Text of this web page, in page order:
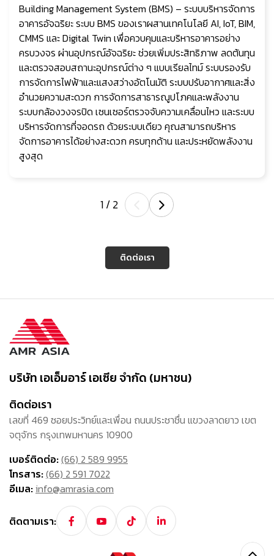
Building Management System (BMS) – ระบบบริหารจัดการ
อาคารอัจฉริยะ ระบบ BMS ของเราผสานเทคโนโลยี AI, IoT, BIM,
CMMS และ Digital Twin เพื่อควบคุมและบริหารอาคารอย่าง
ครบวงจร ผ่านอุปกรณ์อัจฉริยะ ช่วยเพิ่มประสิทธิภาพ ลดต้นทุน
และตรวจสอบสถานะอุปกรณ์ต่าง ๆ แบบเรียลไทม์ ระบบรองรับ
การจัดการไฟฟ้าและแสงสว่างอัตโนมัติ ระบบปรับอากาศและสิ่ง
อำนวยความสะดวก การจัดการสาธารณูปโภคและพลังงาน
ระบบกล้องวงจรปิด เซนเซอร์ตรวจจับความเคลื่อนไหว และระบบ
บริหารจัดการที่จอดรถ ด้วยระบบเดียว คุณสามารถบริหาร
จัดการอาคารได้อย่างสะดวก ครบทุกด้าน และประหยัดพลังงาน
สูงสุด
1/2
ติดต่อเรา
บริษัท เอเอ็มอาร์ เอเซีย จำกัด (มหาชน)
ติดต่อเรา
เลขที่ 469 ซอยประวิทย์และเพื่อน ถนนประชาชื่น แขวงลาดยาว เขต
จตุจักร กรุงเทพมหานคร 10900
เบอร์ติดต่อ:(66) 2 589 9955
โทรสาร:(66) 2 591 7022
อีเมล:info@amrasia.com
ติดตามเรา: